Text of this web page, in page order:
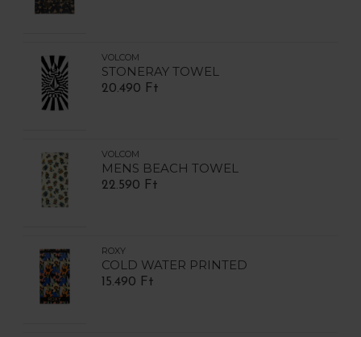
VOLCOM
STONERAY TOWEL
20.490 Ft
VOLCOM
MENS BEACH TOWEL
22.590 Ft
ROXY
COLD WATER PRINTED
15.490 Ft